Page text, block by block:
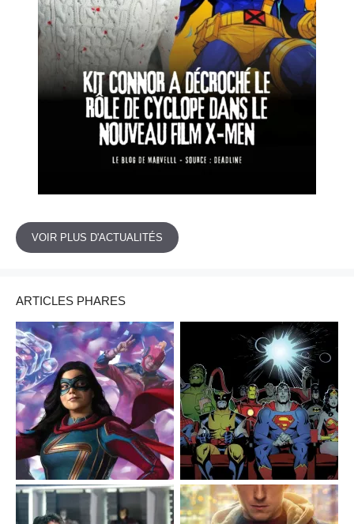
VOIR PLUS D'ACTUALITÉS
ARTICLES PHARES